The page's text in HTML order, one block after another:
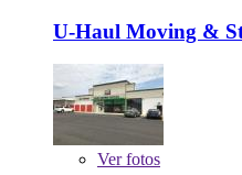
U-Haul Moving &
Verfotos